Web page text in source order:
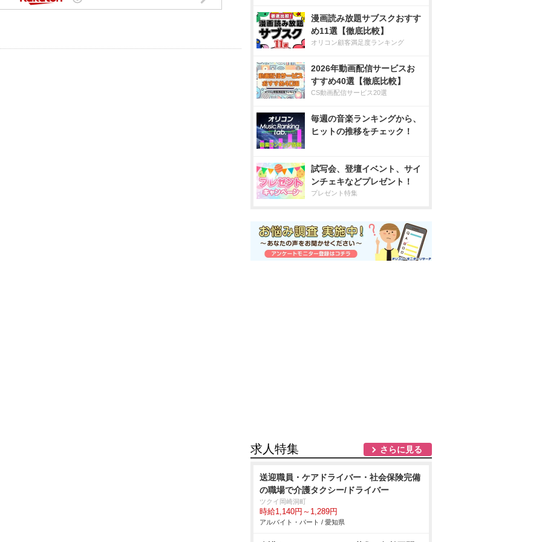
漫画読み放題サブスクおすす
め11選【徹底比較】
オリコン顧客満足度ランキング
2026年動画配信サービスお
すすめ40選【徹底比較】
CS動画配信サービス20選
毎週の音楽ランキングから、
ヒットの推移をチェック！
試写会、登壇イベント、サイ
ンチェキなどプレゼント！
プレゼント特集
求人特集 さらに見る
送迎職員・ケアドライバー・社会保険完備
の職場で介護タクシー/ドライバー
ツクイ岡崎洞町
時給1,140円～1,289円
アルバイト・パート / 愛知県